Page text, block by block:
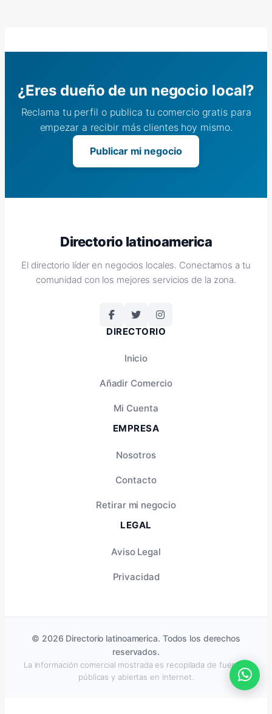
¿Eres dueño de un negocio local?
Reclama tu perfil o publica tu comercio gratis para
empezar a recibir más clientes hoy mismo.
Publicar mi negocio
Directorio latinoamerica
El directorio líder en negocios locales. Conectamos a tu
comunidad con los mejores servicios de la zona.
DIRECTORIO
Inicio
Añadir Comercio
Mi Cuenta
EMPRESA
Nosotros
Contacto
Retirar mi negocio
LEGAL
Aviso Legal
Privacidad
© 2026 Directorio latinoamerica. Todos los derechos
reservados.
La información comercial mostrada es recopilada de fuentes
públicas y abiertas en internet.